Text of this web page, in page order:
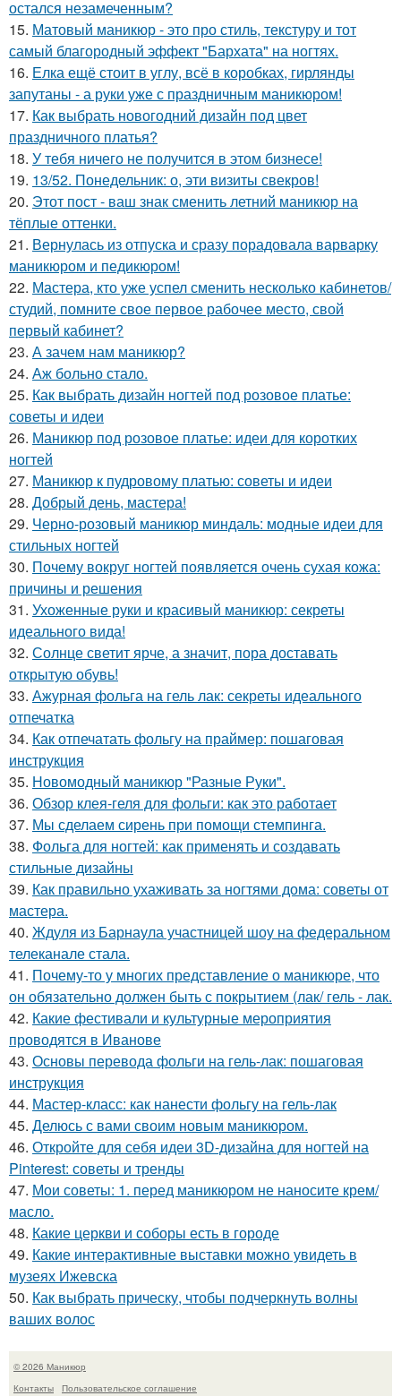
остался незамеченным?
15. Матовый маникюр - это про стиль, текстуру и тот
самый благородный эффект "Бархата" на ногтях.
16. Елка ещё стоит в углу, всё в коробках, гирлянды
запутаны - а руки уже с праздничным маникюром!
17. Как выбрать новогодний дизайн под цвет
праздничного платья?
18. У тебя ничего не получится в этом бизнесе!
19. 13/52. Понедельник: о, эти визиты свекров!
20. Этот пост - ваш знак сменить летний маникюр на
тёплые оттенки.
21. Вернулась из отпуска и сразу порадовала варварку
маникюром и педикюром!
22. Мастера, кто уже успел сменить несколько кабинетов/
студий, помните свое первое рабочее место, свой
первый кабинет?
23. А зачем нам маникюр?
24. Аж больно стало.
25. Как выбрать дизайн ногтей под розовое платье:
советы и идеи
26. Маникюр под розовое платье: идеи для коротких
ногтей
27. Маникюр к пудровому платью: советы и идеи
28. Добрый день, мастера!
29. Черно-розовый маникюр миндаль: модные идеи для
стильных ногтей
30. Почему вокруг ногтей появляется очень сухая кожа:
причины и решения
31. Ухоженные руки и красивый маникюр: секреты
идеального вида!
32. Солнце светит ярче, а значит, пора доставать
открытую обувь!
33. Ажурная фольга на гель лак: секреты идеального
отпечатка
34. Как отпечатать фольгу на праймер: пошаговая
инструкция
35. Новомодный маникюр "Разные Руки".
36. Обзор клея-геля для фольги: как это работает
37. Мы сделаем сирень при помощи стемпинга.
38. Фольга для ногтей: как применять и создавать
стильные дизайны
39. Как правильно ухаживать за ногтями дома: советы от
мастера.
40. Ждуля из Барнаула участницей шоу на федеральном
телеканале стала.
41. Почему-то у многих представление о маникюре, что
он обязательно должен быть с покрытием (лак/ гель - лак.
42. Какие фестивали и культурные мероприятия
проводятся в Иванове
43. Основы перевода фольги на гель-лак: пошаговая
инструкция
44. Мастер-класс: как нанести фольгу на гель-лак
45. Делюсь с вами своим новым маникюром.
46. Откройте для себя идеи 3D-дизайна для ногтей на
Pinterest: советы и тренды
47. Мои советы: 1. перед маникюром не наносите крем/
масло.
48. Какие церкви и соборы есть в городе
49. Какие интерактивные выставки можно увидеть в
музеях Ижевска
50. Как выбрать прическу, чтобы подчеркнуть волны
ваших волос
© 2026 Маникюр
Контакты
Пользовательское соглашение